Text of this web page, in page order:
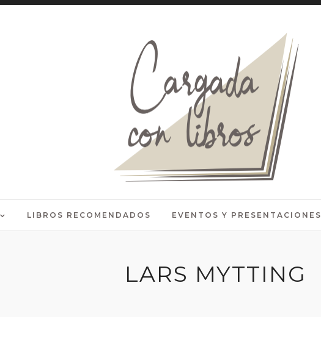
LIBROS RECOMENDADOS EVENTOS Y PRESENTACIONES
LARS MYTTING